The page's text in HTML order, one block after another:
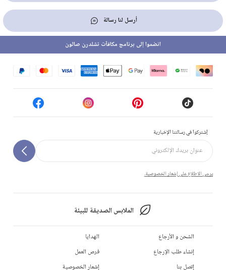
أرسل لنا رسالة
إشتركوا في رسالتنا الإخبارية
يرجى الاطلاع على إشعار الخصوصية.
الملابس الصديقة للبيئة
انضموا إلى برنامج مكافآت تشلدرن صالون
الشحن و الأرجاع
إنشاء طلب الإرجاع
إتصل بنا
الهدايا
فرص العمل
إشعار الخصوصية